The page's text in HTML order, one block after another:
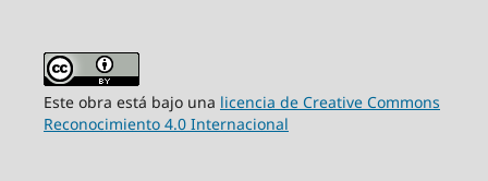
Este obra está bajo una licencia de Creative Commons
Reconocimiento 4.0 Internacional